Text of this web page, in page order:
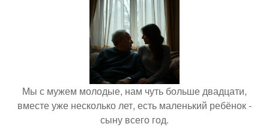
Мы с мужем молодые, нам чуть больше двадцати,
вместе уже несколько лет, есть маленький ребёнок -
сыну всего год.